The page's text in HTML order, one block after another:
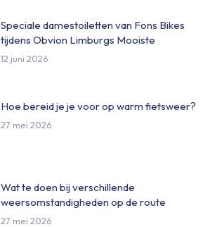
Speciale damestoiletten van Fons Bikes
tijdens Obvion Limburgs Mooiste
12 juni 2026
Hoe bereid je je voor op warm fietsweer?
27 mei 2026
Wat te doen bij verschillende
weersomstandigheden op de route
27 mei 2026